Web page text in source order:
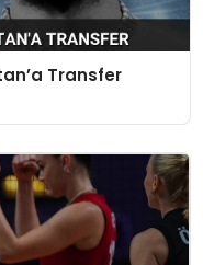
Transfer